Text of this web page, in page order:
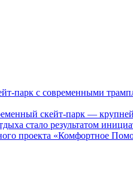
парк с современными
скейт-парк —
стало результатом
проекта «Комфортное